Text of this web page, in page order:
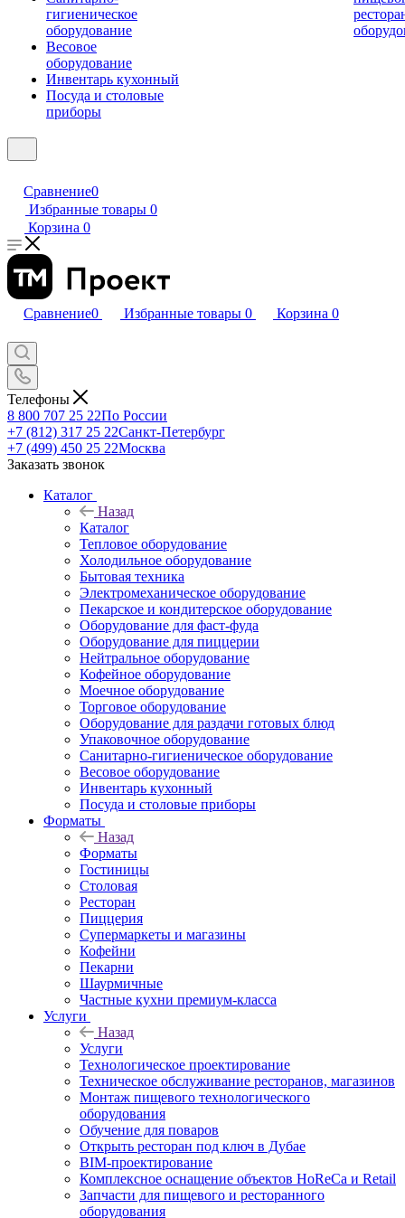
гигиеническое
оборудование
Весовое
оборудование
Инвентарь кухонный
Посуда и столовые
приборы
Сравнение0
Избранные товары 0
Корзина 0
Сравнение0 Избранные товары 0 Корзина 0
Телефоны
8 800 707 25 22По России
+7 (812) 317 25 22Санкт-Петербург
+7 (499) 450 25 22Москва
Заказать звонок
Каталог
Назад
Каталог
Тепловое оборудование
Холодильное оборудование
Бытовая техника
Электромеханическое оборудование
Пекарское и кондитерское оборудование
Оборудование для фаст-фуда
Оборудование для пиццерии
Нейтральное оборудование
Кофейное оборудование
Моечное оборудование
Торговое оборудование
Оборудование для раздачи готовых блюд
Упаковочное оборудование
Санитарно-гигиеническое оборудование
Весовое оборудование
Инвентарь кухонный
Посуда и столовые приборы
Форматы
Назад
Форматы
Гостиницы
Столовая
Ресторан
Пиццерия
Супермаркеты и магазины
Кофейни
Пекарни
Шаурмичные
Частные кухни премиум-класса
Услуги
Назад
Услуги
Технологическое проектирование
Техническое обслуживание ресторанов, магазинов
Монтаж пищевого технологического
оборудования
Обучение для поваров
Открыть ресторан под ключ в Дубае
BIM-проектирование
Комплексное оснащение объектов HoReCa и Retail
Запчасти для пищевого и ресторанного
оборудования